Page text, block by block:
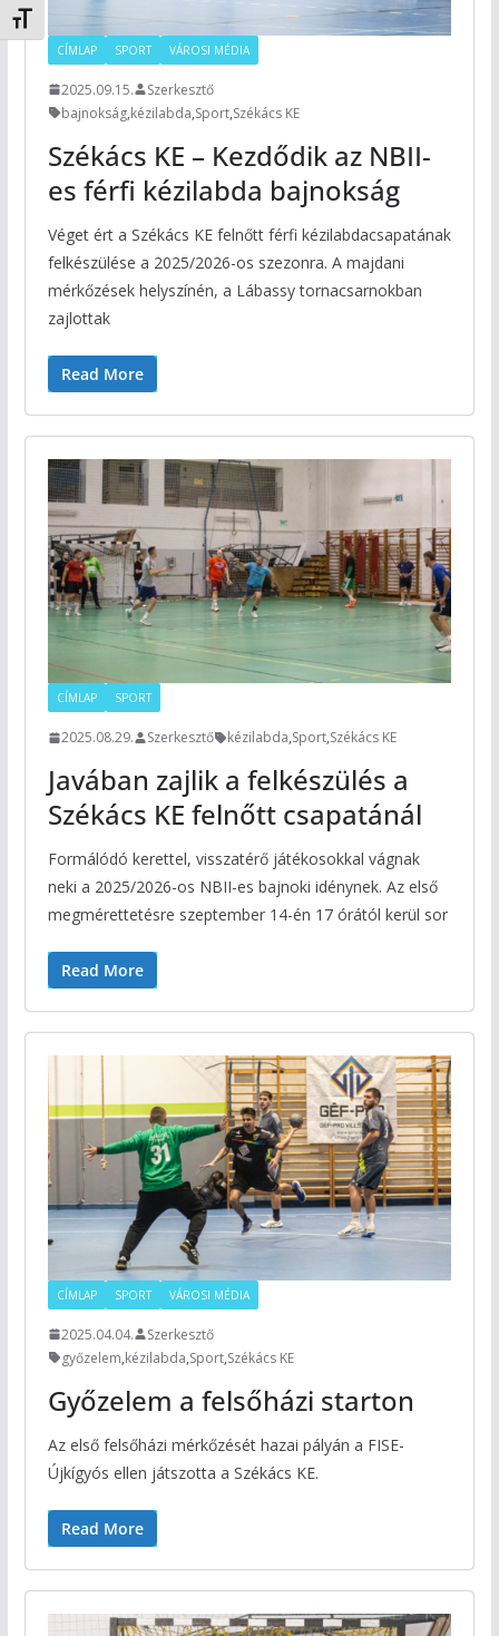
Betűméret váltása
CÍMLAP SPORT VÁROSI MÉDIA
2025.09.15.
Szerkesztő
bajnokság,kézilabda,Sport,Székács KE
Székács KE – Kezdődik az NBII-
es férfi kézilabda bajnokság
Véget ért a Székács KE felnőtt férfi kézilabdacsapatának
felkészülése a 2025/2026-os szezonra. A majdani
mérkőzések helyszínén, a Lábassy tornacsarnokban
zajlottak
Read More
CÍMLAP SPORT
2025.08.29. Szerkesztő kézilabda,Sport,Székács KE
Javában zajlik a felkészülés a
Székács KE felnőtt csapatánál
Formálódó kerettel, visszatérő játékosokkal vágnak
neki a 2025/2026-os NBII-es bajnoki idénynek. Az első
megmérettetésre szeptember 14-én 17 órától kerül sor
Read More
CÍMLAP SPORT VÁROSI MÉDIA
2025.04.04.
Szerkesztő
győzelem,kézilabda,Sport,Székács KE
Győzelem a felsőházi starton
Az első felsőházi mérkőzését hazai pályán a FISE-
Újkígyós ellen játszotta a Székács KE.
Read More